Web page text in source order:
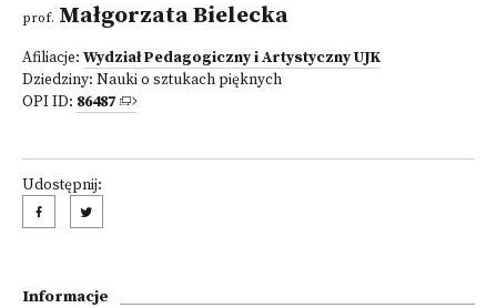
prof. Małgorzata Bielecka
Afiliacje: Wydział Pedagogiczny i Artystyczny UJK
Dziedziny: Nauki o sztukach pięknych
OPI ID: 86487
Udostępnij:
Informacje